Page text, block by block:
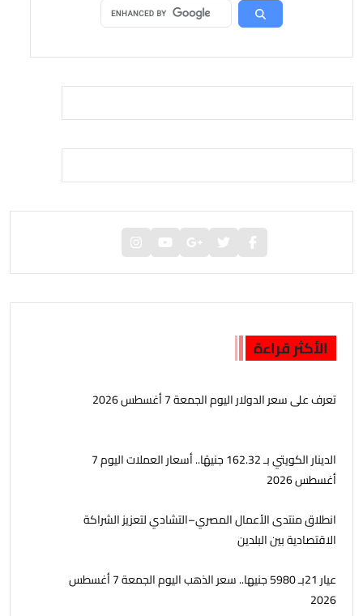
الأكثر قراءة
تعرف على سعر الدولار اليوم الجمعة 7 أغسطس 2026
الدينار الكويتي بـ 162.32 جنيهًا.. أسعار العملات اليوم 7
أغسطس 2026
انطلاق منتدى الأعمال المصري–التشادي لتعزيز الشراكة
الاقتصادية بين البلدين
عيار 21بـ 5980 جنيها.. سعر الذهب اليوم الجمعة 7 أغسطس
2026